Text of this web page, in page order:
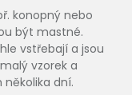
konopný nebo
být mastné.
vstřebají a jsou
vzorek a
dní.